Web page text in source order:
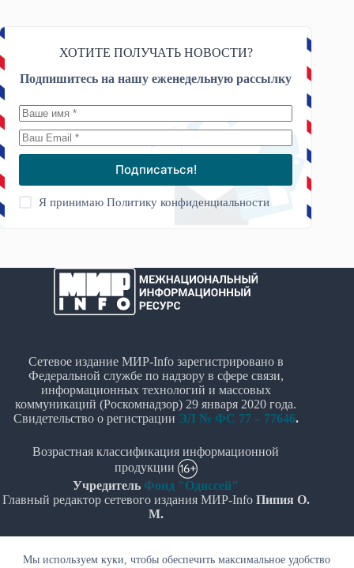
Мы используем куки, чтобы обеспечить максимальное удобство
ХОТИТЕ ПОЛУЧАТЬ НОВОСТИ?
Подпишитесь на нашу еженедельную рассылку
Подписаться!
Я принимаюПолитику конфиденциальности
Сетевое издание МИР-Info зарегистрировано в
Федеральной службе по надзору в сфере связи,
информационных технологий и массовых
коммуникаций (Роскомнадзор) 29 января 2020 года.
Свидетельство о регистрации ЭЛ № ФС 77 – 77646.
Возрастная классификация информационной
продукции
Учредитель Фонд "Одиссей"
Главный редактор сетевого издания МИР-Info Пипия О.
М.
данных